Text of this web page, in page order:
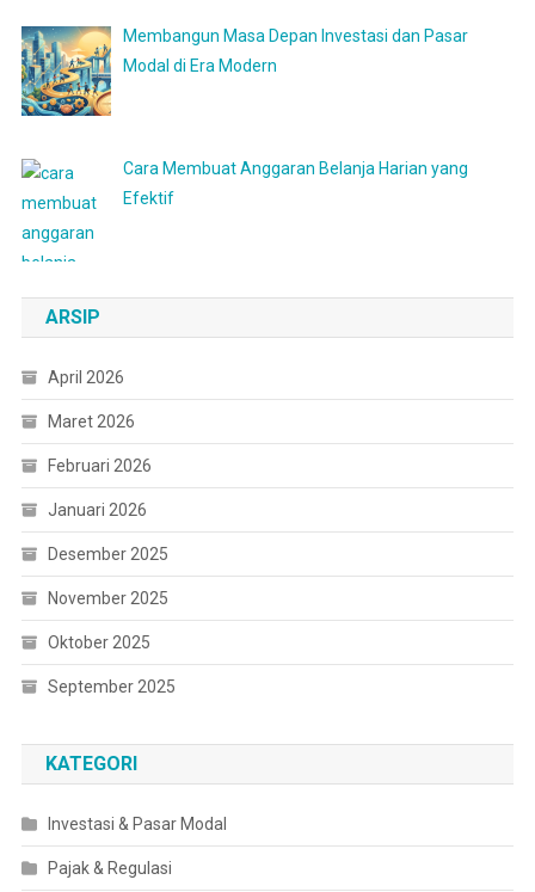
Membangun Masa Depan Investasi dan Pasar
Modal di Era Modern
Cara Membuat Anggaran Belanja Harian yang
Efektif
ARSIP
April 2026
Maret 2026
Februari 2026
Januari 2026
Desember 2025
November 2025
Oktober 2025
September 2025
KATEGORI
Investasi & Pasar Modal
Pajak & Regulasi